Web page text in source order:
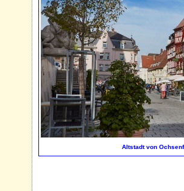
Altstadt von